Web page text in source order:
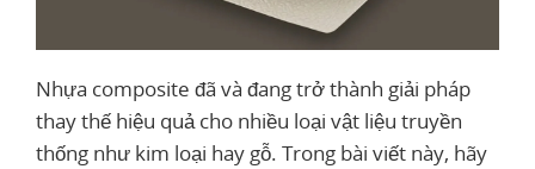
Nhựa composite đã và đang trở thành giải pháp
thay thế hiệu quả cho nhiều loại vật liệu truyền
thống như kim loại hay gỗ. Trong bài viết này, hãy